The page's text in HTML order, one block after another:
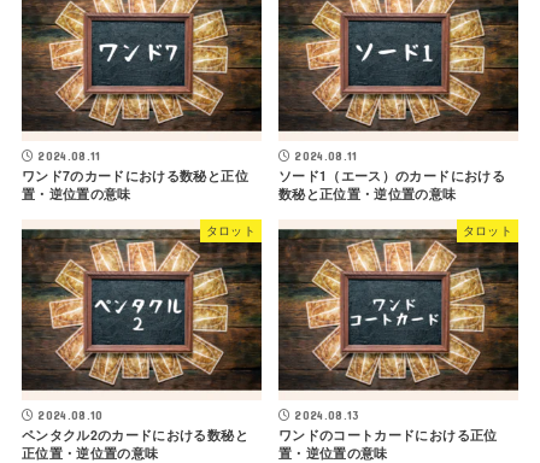
2024.08.11
ワンド7のカードにおける数秘と正位
置・逆位置の意味
2024.08.11
ソード1（エース）のカードにおける
数秘と正位置・逆位置の意味
タロット
2024.08.10
ペンタクル2のカードにおける数秘と
正位置・逆位置の意味
タロット
2024.08.13
ワンドのコートカードにおける正位
置・逆位置の意味